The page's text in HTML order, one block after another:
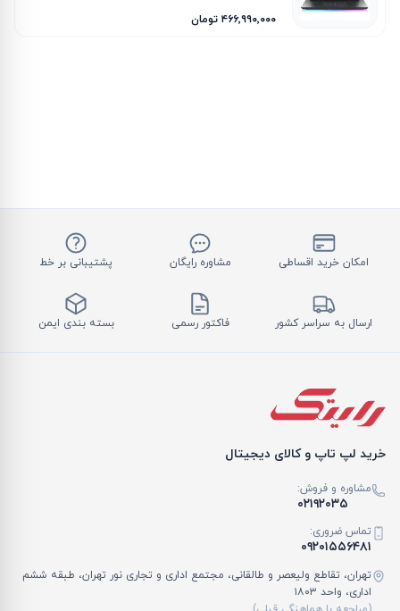
۴۶۶٬۹۹۰٬۰۰۰ تومان
امکان خرید اقساطی مشاوره رایگان پشتیبانی بر خط
ارسال به سراسر کشور فاکتور رسمی بسته بندی ایمن
خرید لپ تاپ و کالای دیجیتال
مشاوره و فروش:
۰۲۱۹۲۰۳۵
تماس ضروری:
۰۹۲۰۱۵۵۶۴۸۱
تهران، تقاطع ولیعصر و طالقانی، مجتمع اداری و تجاری نور تهران، طبقه ششم
اداری، واحد ۱۸۰۳